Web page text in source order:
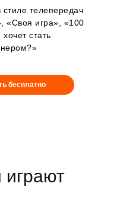
бесплатно
телепередач
«Своя игра», «100
стать